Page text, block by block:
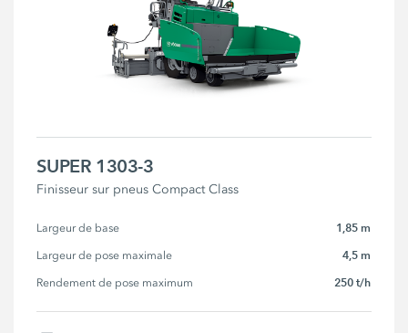
SUPER 1303-3
Finisseur sur pneus Compact Class
Largeur de base 1,85 m
Largeur de pose maximale 4,5 m
Rendement de pose maximum 250 t/h